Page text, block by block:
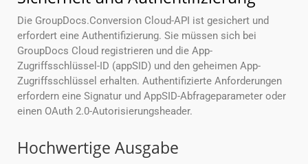
Die GroupDocs.Conversion Cloud-API ist gesichert und
erfordert eine Authentifizierung. Sie müssen sich bei
GroupDocs Cloud registrieren und die App-
Zugriffsschlüssel-ID (appSID) und den geheimen App-
Zugriffsschlüssel erhalten. Authentifizierte Anforderungen
erfordern eine Signatur und AppSID-Abfrageparameter oder
einen OAuth 2.0-Autorisierungsheader.
Hochwertige Ausgabe